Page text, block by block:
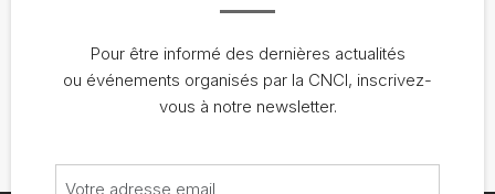
Pour être informé des dernières actualités
ou événements organisés par la CNCI, inscrivez-
vous à notre newsletter.